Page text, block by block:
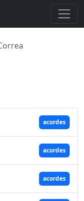
acordes
acordes
acordes